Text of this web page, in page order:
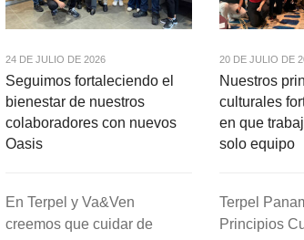
24 DE JULIO DE 2026
Seguimos fortaleciendo el
bienestar de nuestros
colaboradores con nuevos
Oasis
En Terpel y Va&Ven
creemos que cuidar de
20 DE JULIO DE
Nuestros
culturales
en que
solo equipo
Terpel
Principios